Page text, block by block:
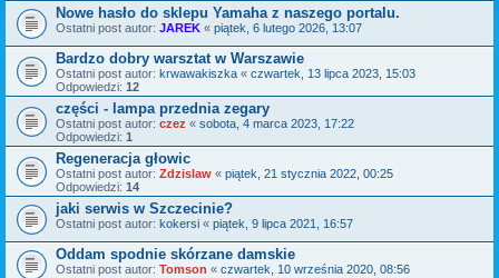
Nowe hasło do sklepu Yamaha z naszego portalu.
Ostatni post autor: JAREK « piątek, 6 lutego 2026, 13:07
Bardzo dobry warsztat w Warszawie
Ostatni post autor: krwawakiszka « czwartek, 13 lipca 2023, 15:03
Odpowiedzi: 12
części - lampa przednia zegary
Ostatni post autor: czez « sobota, 4 marca 2023, 17:22
Odpowiedzi: 1
Regeneracja głowic
Ostatni post autor: Zdzislaw « piątek, 21 stycznia 2022, 00:25
Odpowiedzi: 14
jaki serwis w Szczecinie?
Ostatni post autor: kokersi « piątek, 9 lipca 2021, 16:57
Oddam spodnie skórzane damskie
Ostatni post autor: Tomson « czwartek, 10 września 2020, 08:56